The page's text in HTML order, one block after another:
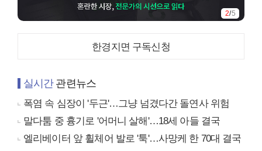
2/5
한경지면 구독신청
실시간관련뉴스
폭염 속 심장이 '두근'…그냥 넘겼다간 돌연사 위험
말다툼 중 흉기로 '어머니 살해'…18세 아들 결국
엘리베이터 앞 휠체어 발로 '툭'…사망케 한 70대 결국